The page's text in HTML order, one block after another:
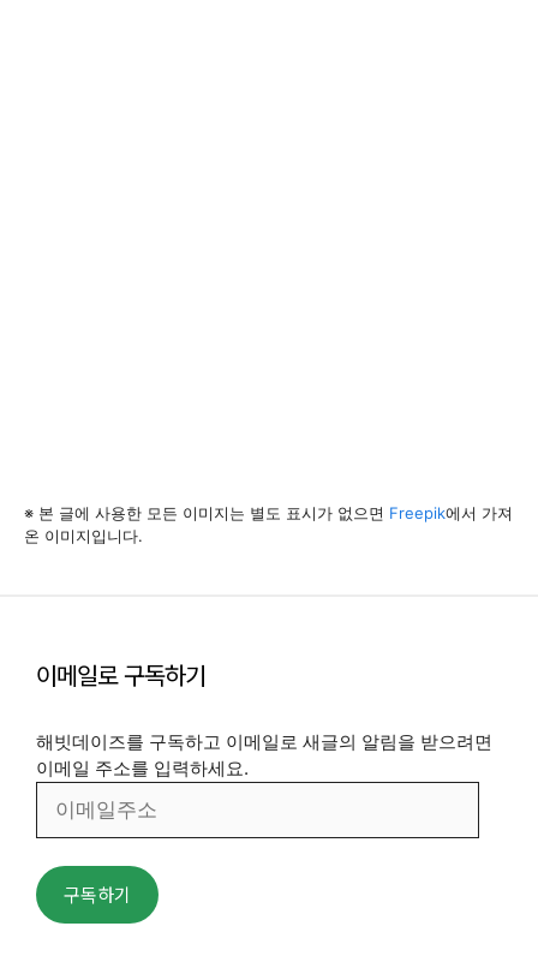
※ 본 글에 사용한 모든 이미지는 별도 표시가 없으면 Freepik에서 가져
온 이미지입니다.
이메일로 구독하기
해빗데이즈를 구독하고 이메일로 새글의 알림을 받으려면
이메일 주소를 입력하세요.
일
주
소
구독하기